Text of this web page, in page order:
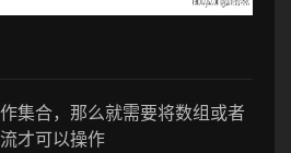
集合，那么就需要将数组或者
才可以操作